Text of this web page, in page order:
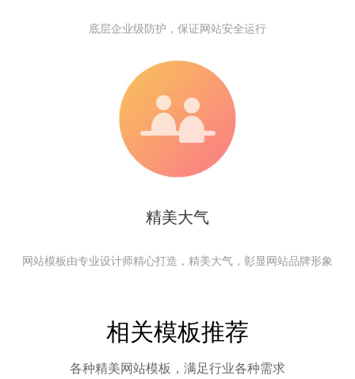
底层企业级防护，保证网站安全运行
精美大气
网站模板由专业设计师精心打造，精美大气，彰显网站品牌形象
相关模板推荐
各种精美网站模板，满足行业各种需求